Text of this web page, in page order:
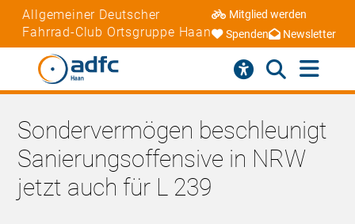
Allgemeiner Deutscher
Fahrrad-Club Ortsgruppe Haan
Mitglied werden
Spenden
Newsletter
Sondervermögen beschleunigt
Sanierungsoffensive in NRW
jetzt auch für L 239